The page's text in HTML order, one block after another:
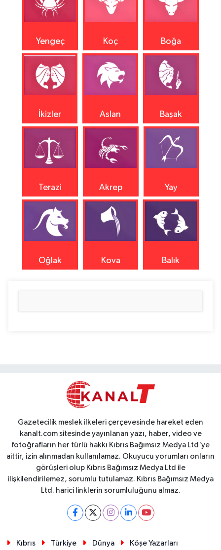
Yengeç Koç Boğa
İkizler Aslan Başak
Terazi Akrep Yay
Oğlak Kova Balık
Gazetecilik meslek ilkeleri çerçevesinde hareket eden
kanalt.com sitesinde yayınlanan yazı, haber, video ve
fotoğrafların her türlü hakkı Kıbrıs Bağımsız Medya Ltd'ye
aittir, izin alınmadan kullanılamaz. Okuyucu yorumları onların
görüşleri olup Kıbrıs Bağımsız Medya Ltd ile
ilişkilendirilemez, sorumlu tutulamaz. Kıbrıs Bağımsız Medya
Ltd. harici linklerin sorumluluğunu almaz.
Kıbrıs Türkiye Dünya Köşe Yazarları